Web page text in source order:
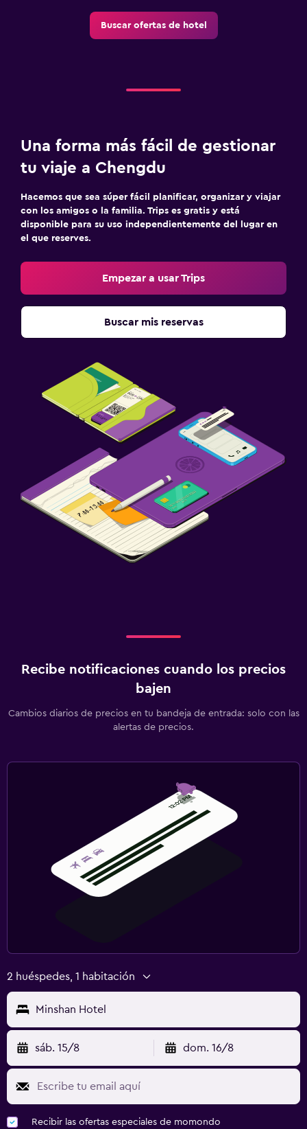
Buscar ofertas de hotel
Una forma más fácil de gestionar
tu viaje a Chengdu
Hacemos que sea súper fácil planificar, organizar y viajar
con los amigos o la familia. Trips es gratis y está
disponible para su uso independientemente del lugar en
el que reserves.
Empezar a usar Trips
Buscar mis reservas
Recibe notificaciones cuando los precios
bajen
Cambios diarios de precios en tu bandeja de entrada: solo con las
alertas de precios.
2 huéspedes, 1 habitación
Minshan Hotel
sáb. 15/8 dom. 16/8
Recibir las ofertas especiales de momondo